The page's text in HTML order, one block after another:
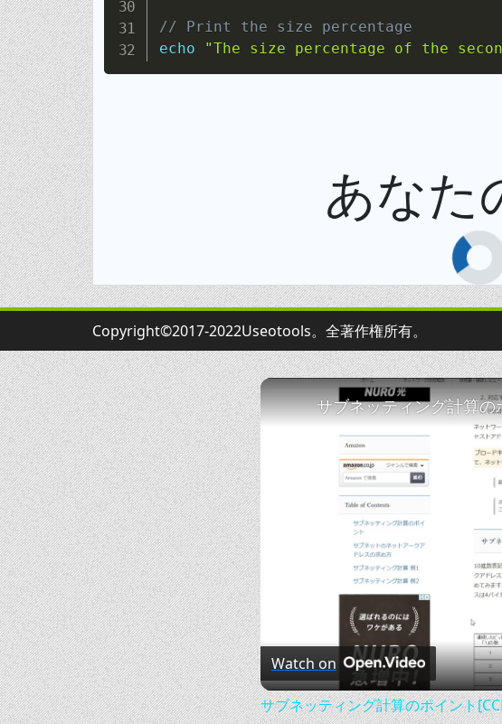
// Print the size percentage
echo
"The size percentage of the
あなた
Copyright©2017-2022Useotools。全著作権所有。
サブネッティング計算
Watch on
サブネッティング計算のポイント